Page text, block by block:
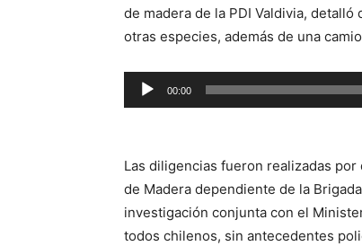
de madera de la PDI Valdivia,
otras especies, además de una
Reproductor
de
00:00
Las diligencias fueron realizadas
de Madera dependiente de la
investigación conjunta con el
todos chilenos, sin antecedentes